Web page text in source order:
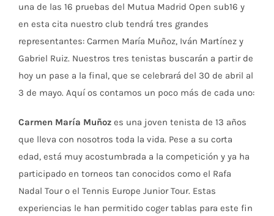
una de las 16 pruebas del Mutua Madrid Open sub16 y
en esta cita nuestro club tendrá tres grandes
representantes: Carmen María Muñoz, Iván Martínez y
Gabriel Ruiz. Nuestros tres tenistas buscarán a partir de
hoy un pase a la final, que se celebrará del 30 de abril al
3 de mayo. Aquí os contamos un poco más de cada uno:
Carmen María Muñoz es una joven tenista de 13 años
que lleva con nosotros toda la vida. Pese a su corta
edad, está muy acostumbrada a la competición y ya ha
participado en torneos tan conocidos como el Rafa
Nadal Tour o el Tennis Europe Junior Tour. Estas
experiencias le han permitido coger tablas para este fin